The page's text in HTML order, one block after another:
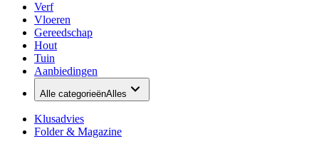
Verf
Vloeren
Gereedschap
Hout
Tuin
Aanbiedingen
Alle categorieënAlles
Klusadvies
Folder & Magazine